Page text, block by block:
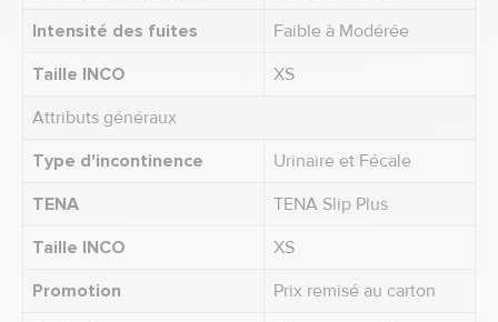
Intensité des fuites
Faible à Modérée
Taille INCO
XS
Attributs généraux
Type d'incontinence
Urinaire et Fécale
TENA
TENA Slip Plus
Taille INCO
XS
Promotion
Prix remisé au carton